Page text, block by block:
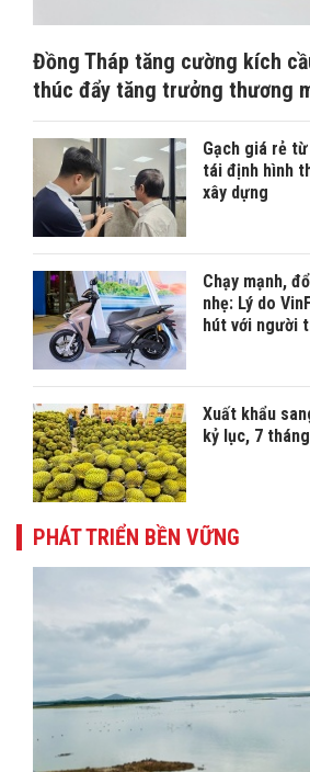
Đồng Tháp tăng cường kích
thúc đẩy tăng trưởng thương
Gạch giá rẻ
tái định hình
xây dựng
Chạy mạnh,
nhẹ: Lý do
hút với người
Xuất khẩu
kỷ lục, 7
PHÁT TRIỂN BỀN VỮNG